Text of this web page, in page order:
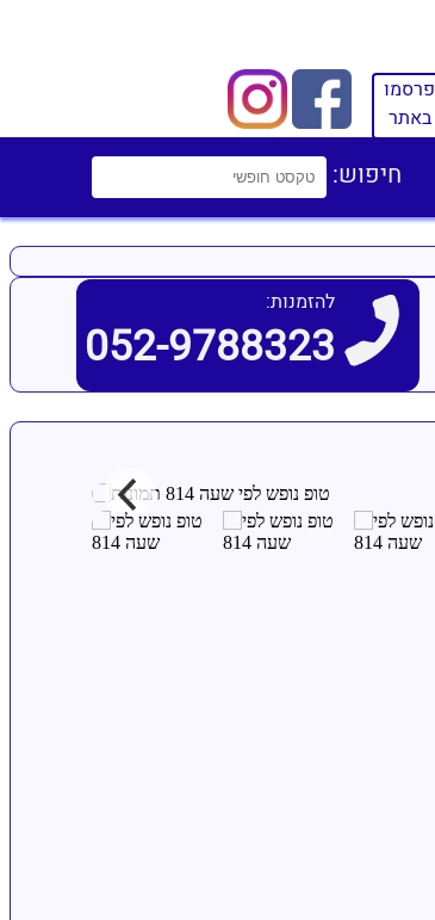
פרסמו
באתר
חיפוש:
להזמנות:
052-9788323